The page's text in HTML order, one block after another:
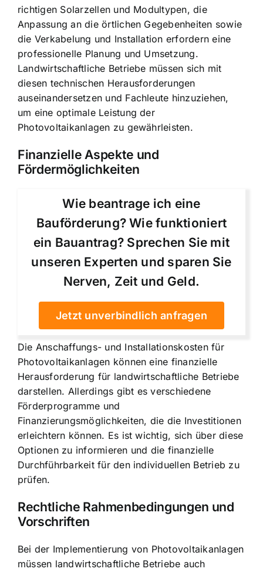
richtigen Solarzellen und Modultypen, die
Anpassung an die örtlichen Gegebenheiten sowie
die Verkabelung und Installation erfordern eine
professionelle Planung und Umsetzung.
Landwirtschaftliche Betriebe müssen sich mit
diesen technischen Herausforderungen
auseinandersetzen und Fachleute hinzuziehen,
um eine optimale Leistung der
Photovoltaikanlagen zu gewährleisten.
Finanzielle Aspekte und
Fördermöglichkeiten
Wie beantrage ich eine
Bauförderung? Wie funktioniert
ein Bauantrag? Sprechen Sie mit
unseren Experten und sparen Sie
Nerven, Zeit und Geld.
Jetzt unverbindlich anfragen
Die Anschaffungs- und Installationskosten für
Photovoltaikanlagen können eine finanzielle
Herausforderung für landwirtschaftliche Betriebe
darstellen. Allerdings gibt es verschiedene
Förderprogramme und
Finanzierungsmöglichkeiten, die die Investitionen
erleichtern können. Es ist wichtig, sich über diese
Optionen zu informieren und die finanzielle
Durchführbarkeit für den individuellen Betrieb zu
prüfen.
Rechtliche Rahmenbedingungen und
Vorschriften
Bei der Implementierung von Photovoltaikanlagen
müssen landwirtschaftliche Betriebe auch